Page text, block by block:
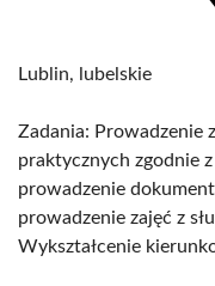
Lublin, lubelskie
Zadania: Prowadzenie
praktycznych zgodnie
prowadzenie
prowadzenie zajęć z
Wykształcenie